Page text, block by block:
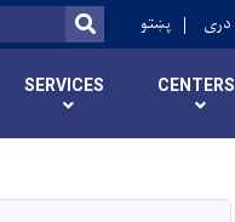
SEARCH
پښتو دری
SERVICES CENTERS